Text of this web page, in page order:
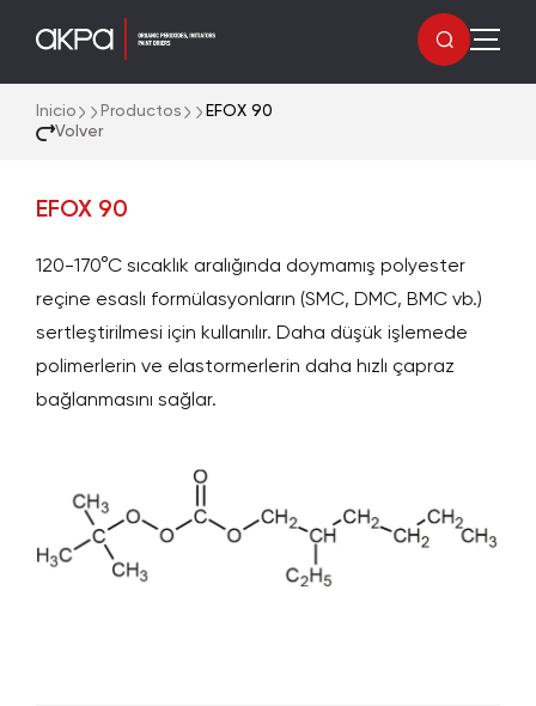
Volver
Inicio Productos EFOX 90
EFOX 90
120-170°C sıcaklık aralığında doymamış polyester
reçine esaslı formülasyonların (SMC, DMC, BMC vb.)
sertleştirilmesi için kullanılır. Daha düşük işlemede
polimerlerin ve elastormerlerin daha hızlı çapraz
bağlanmasını sağlar.